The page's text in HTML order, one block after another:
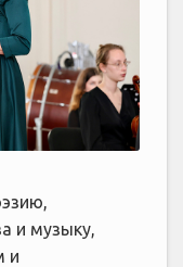
и музыку,
и